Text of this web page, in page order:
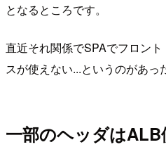
となるところです。
直近それ関係でSPAでフロン
スが使えない...というのがあ
一部のヘッダは